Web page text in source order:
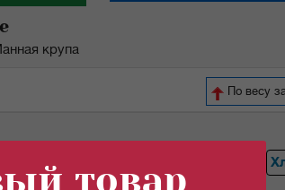
крупа
По весу
крупа